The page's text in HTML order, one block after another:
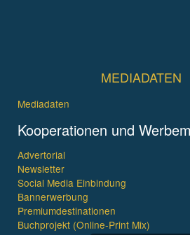
MEDIADATEN
Mediadaten
Kooperationen und
Advertorial
Newsletter
Social Media Einbindung
Bannerwerbung
Premiumdestinationen
Buchprojekt (Online-Print Mix)